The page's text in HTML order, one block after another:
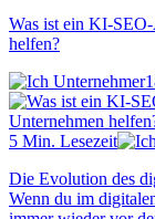
Was ist ein KI-
helfen?
5 Min. Lesezeit
Die Evolution des
Wenn du im